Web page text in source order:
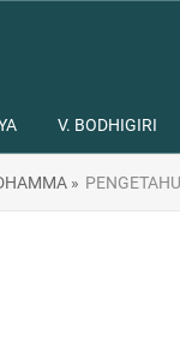
V. BODHIGIRI
»